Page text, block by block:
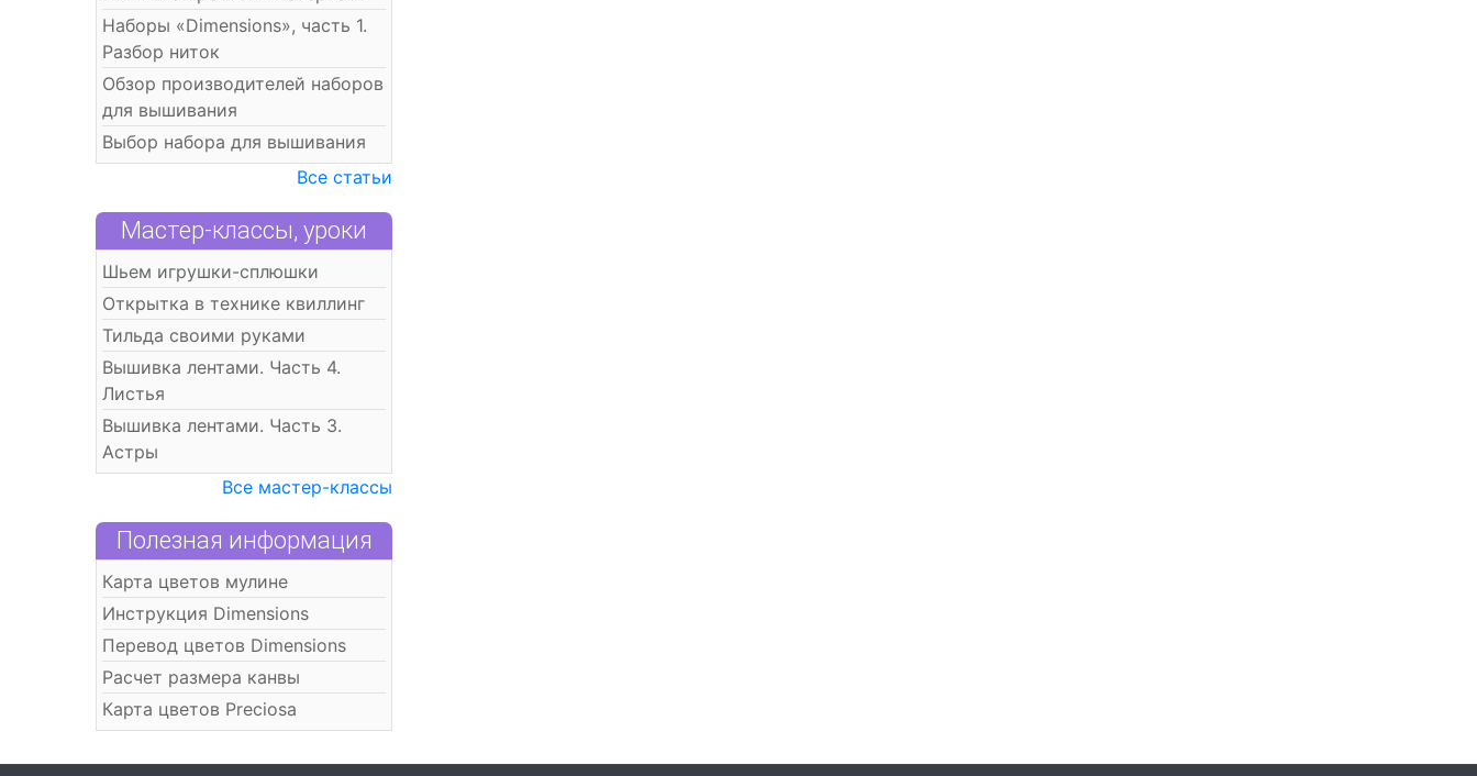
Наборы «Dimensions», часть 1.
Разбор ниток
Обзор производителей наборов
для вышивания
Выбор набора для вышивания
Все статьи
Мастер-классы, уроки
Шьем игрушки-сплюшки
Открытка в технике квиллинг
Тильда своими руками
Вышивка лентами. Часть 4.
Листья
Вышивка лентами. Часть 3.
Астры
Все мастер-классы
Полезная информация
Карта цветов мулине
Инструкция Dimensions
Перевод цветов Dimensions
Расчет размера канвы
Карта цветов Preciosa